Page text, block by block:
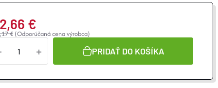
€ (Odporúčaná cena výrobca)
€
PRIDAŤ DO KOŠÍKA